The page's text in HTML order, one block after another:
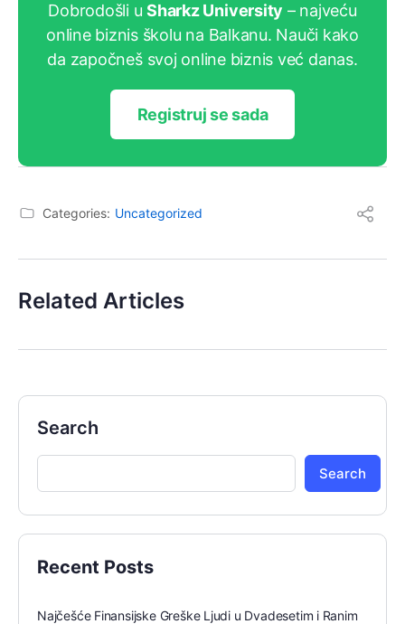
Dobrodošli uSharkz University – najveću
online biznis školu na Balkanu. Nauči kako
da započneš svoj online biznis već danas.
Registruj se sada
Categories: Uncategorized
Related Articles
Search
Search
Recent Posts
Najčešće Finansijske Greške Ljudi u Dvadesetim i Ranim